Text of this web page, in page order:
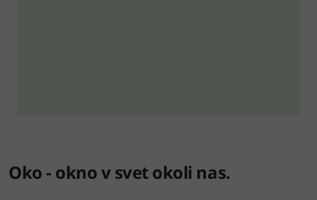
Oko - okno v svet okoli nas.